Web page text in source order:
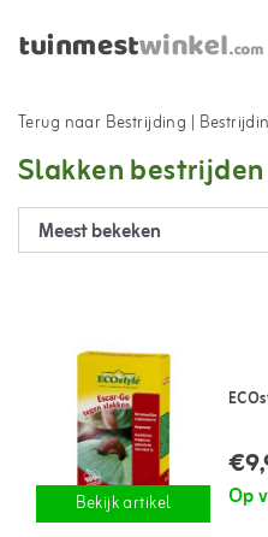
Terug naar Bestrijding |
Slakken bestrijden
Bekijk artikel Op